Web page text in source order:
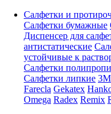
Салфетки и
Салфетки бумажные
Диспенсер для
антистатические
устойчивые к
Салфетки
Салфетки липкие 3M
Farecla Gekatex
Omega Radex Remix